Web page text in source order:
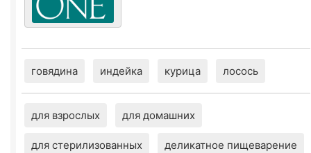
говядина индейка курица лосось
для взрослых для домашних
для стерилизованных деликатное пищеварение